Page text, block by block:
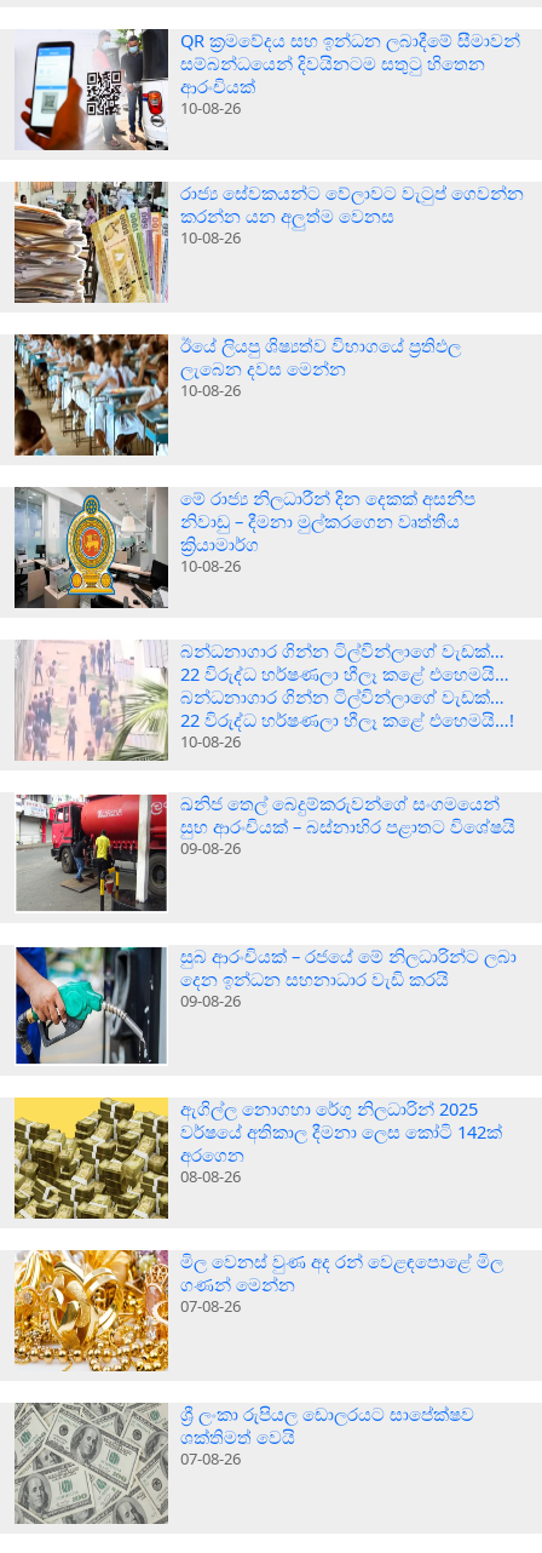
QR ක්‍රමවේදය සහ ඉන්ධන ලබාදීමේ සීමාවන්
සම්බන්ධයෙන් දිවයිනටම සතුටු හිතෙන
ආරංචියක්
10-08-26
රාජ්‍ය සේවකයන්ට වේලාවට වැටුප් ගෙවන්න
කරන්න යන අලුත්ම වෙනස
10-08-26
ඊයේ ලියපු ශිෂ්‍යත්ව විභාගයේ ප්‍රතිඵල
ලැබෙන දවස මෙන්න
10-08-26
මේ රාජ්‍ය නිලධාරීන් දින දෙකක් අසනීප
නිවාඩු – දීමනා මුල්කරගෙන වෘත්තීය
ක්‍රියාමාර්ග
10-08-26
බන්ධනාගාර ගින්න ටිල්වින්ලාගේ වැඩක්…
22 විරුද්ධ හර්ෂණලා හීලෑ කළේ එහෙමයි…
බන්ධනාගාර ගින්න ටිල්වින්ලාගේ වැඩක්…
22 විරුද්ධ හර්ෂණලා හීලෑ කළේ එහෙමයි…!
10-08-26
ඛනිජ තෙල් බෙදුම්කරුවන්ගේ සංගමයෙන්
සුභ ආරංචියක් – බස්නාහිර පළාතට විශේෂයි
09-08-26
සුබ ආරංචියක් – රජයේ මේ නිලධාරින්ට ලබා
දෙන ඉන්ධන සහනාධාර වැඩි කරයි
09-08-26
ඇගිල්ල නොගහා රේගු නිලධාරින් 2025
වර්ෂයේ අතිකාල දීමනා ලෙස කෝටි 142ක්
අරගෙන
08-08-26
මිල වෙනස් වුණ අද රන් වෙළඳපොළේ මිල
ගණන් මෙන්න
07-08-26
ශ්‍රී ලංකා රුපියල ඩොලරයට සාපේක්ෂව
ශක්තිමත් වෙයි
07-08-26